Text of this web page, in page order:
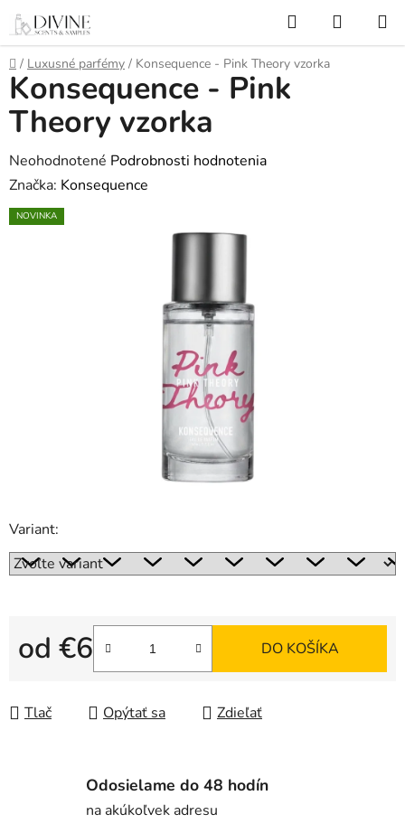
Prejsť
obsah
Hľadať
KOŠÍK
Domov
/ Luxusné parfémy / Konsequence - Pink Theory vzorka
Variant:
od €6
Jednotková cena:
DO KOŠÍKA
Tlač Opýtať sa Zdieľať
Konsequence - Pink
Theory vzorka
Priemerné
hodnotenie
produktu
Neohodnotené Podrobnosti hodnotenia
Značka: Konsequence
NOVINKA
Odosielame do 48 hodín
na akúkoľvek adresu